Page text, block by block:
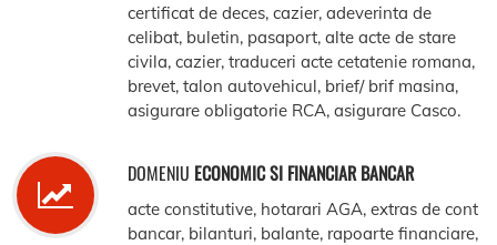
certificat de deces, cazier, adeverinta de
celibat, buletin, pasaport, alte acte de stare
civila, cazier, traduceri acte cetatenie romana,
brevet, talon autovehicul, brief/ brif masina,
asigurare obligatorie RCA, asigurare Casco.
DOMENIU ECONOMIC SI FINANCIAR BANCAR
acte constitutive, hotarari AGA, extras de cont
bancar, bilanturi, balante, rapoarte financiare,